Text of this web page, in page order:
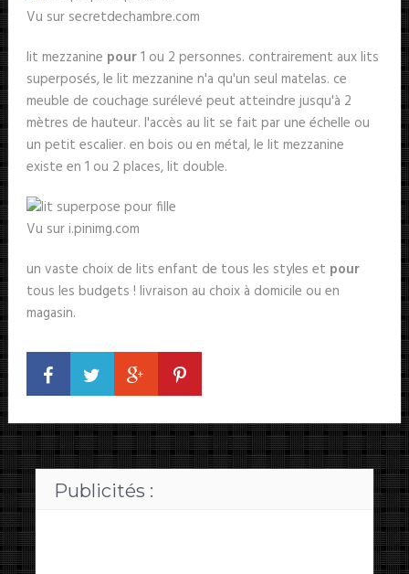
Vu sur secretdechambre.com
lit mezzanine pour1 ou 2 personnes. contrairement aux lits
superposés, le lit mezzanine n'a qu'un seul matelas. ce
meuble de couchage surélevé peut atteindre jusqu'à 2
mètres de hauteur. l'accès au lit se fait par une échelle ou
un petit escalier. en bois ou en métal, le lit mezzanine
existe en 1 ou 2 places, lit double.
Vu sur i.pinimg.com
un vaste choix de lits enfant de tous les styles et pour
tous les budgets ! livraison au choix à domicile ou en
magasin.
Publicités :